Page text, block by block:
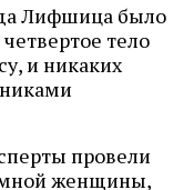
Лифшица было
тело
и никаких
провели
женщины,